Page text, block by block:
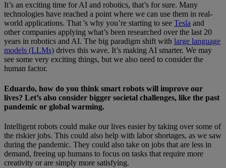
It’s an exciting time for AI and robotics, that’s for sure. Many
technologies have reached a point where we can use them in real-
world applications. That ’s why you’re starting to see Tesla and
other companies applying what’s been researched over the last 20
years in robotics and AI. The big paradigm shift with large language
models (LLMs) drives this wave. It’s making AI smarter. We may
see some very exciting things, but we also need to consider the
human factor.
Eduardo, how do you think smart robots will improve our
lives? Let’s also consider bigger societal challenges, like the past
pandemic or global warming.
Intelligent robots could make our lives easier by taking over some of
the riskier jobs. This could also help with labor shortages, as we saw
during the pandemic. They could also take on jobs that are less in
demand, freeing up humans to focus on tasks that require more
creativity or are simply more satisfying.